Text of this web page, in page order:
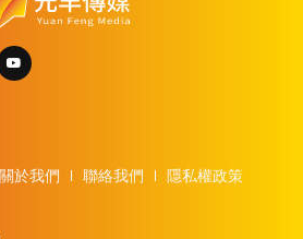
關於我們 聯絡我們
隱私權政策